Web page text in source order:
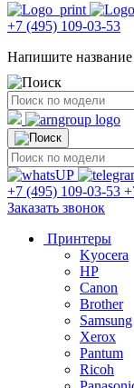
+7 (495) 109-03-53
Напишите название
+7 (495) 109-03-53
Заказать звонок
Принтеры
Kyocera
HP
Canon
Brother
Samsung
Xerox
Pantum
Ricoh